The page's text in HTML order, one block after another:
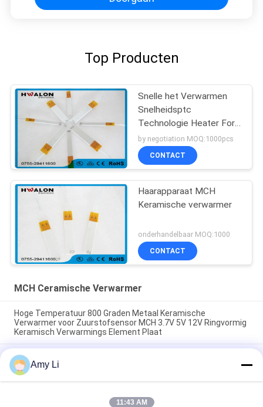
Top Producten
Snelle het Verwarmen
Snelheidsptc
Technologie Heater For
Hair
Straightener/Krulspeld
by negotiation MOQ:1000pcs
CONTACT
Haarapparaat MCH
Keramische verwarmer
onderhandelbaar MOQ:1000
CONTACT
MCH Ceramische Verwarmer
Hoge Temperatuur 800 Graden Metaal Keramische
Verwarmer voor Zuurstofsensor MCH 3.7V 5V 12V Ringvormig
Keramisch Verwarmings Element Plaat
Keramische Mch-verwarmer Vierkante plaat voor haardraaiers
24v Plaat Witte elektrische keramische verwarmer voor
medische machines MCH Geïsoleerde weerstand
15*70mm Hoogtemperatuur Keramische MCH
Amy Li
11:43 AM